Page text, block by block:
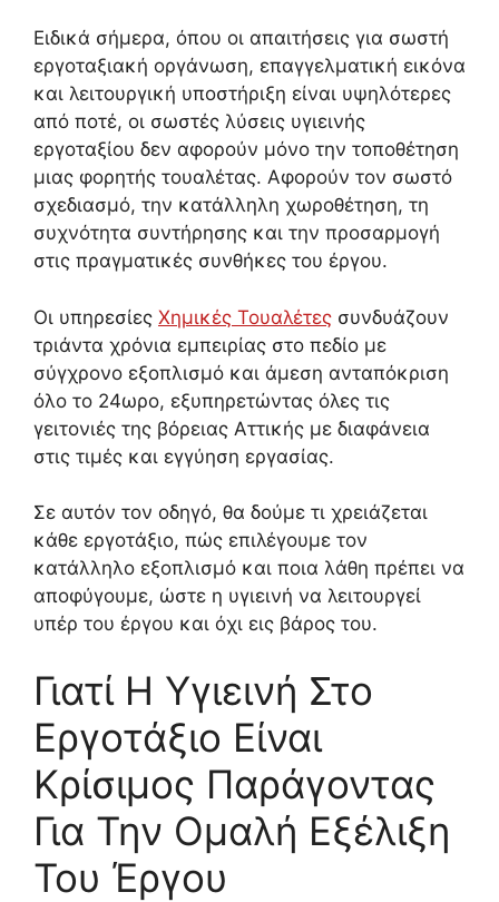
Ειδικά σήμερα, όπου οι απαιτήσεις για σωστή
εργοταξιακή οργάνωση, επαγγελματική εικόνα
και λειτουργική υποστήριξη είναι υψηλότερες
από ποτέ, οι σωστές λύσεις υγιεινής
εργοταξίου δεν αφορούν μόνο την τοποθέτηση
μιας φορητής τουαλέτας. Αφορούν τον σωστό
σχεδιασμό, την κατάλληλη χωροθέτηση, τη
συχνότητα συντήρησης και την προσαρμογή
στις πραγματικές συνθήκες του έργου.
Οι υπηρεσίες Χημικές Τουαλέτες συνδυάζουν
τριάντα χρόνια εμπειρίας στο πεδίο με
σύγχρονο εξοπλισμό και άμεση ανταπόκριση
όλο το 24ωρο, εξυπηρετώντας όλες τις
γειτονιές της βόρειας Αττικής με διαφάνεια
στις τιμές και εγγύηση εργασίας.
Σε αυτόν τον οδηγό, θα δούμε τι χρειάζεται
κάθε εργοτάξιο, πώς επιλέγουμε τον
κατάλληλο εξοπλισμό και ποια λάθη πρέπει να
αποφύγουμε, ώστε η υγιεινή να λειτουργεί
υπέρ του έργου και όχι εις βάρος του.
Γιατί Η Υγιεινή Στο
Εργοτάξιο Είναι
Κρίσιμος Παράγοντας
Για Την Ομαλή Εξέλιξη
Του Έργου